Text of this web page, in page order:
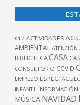
012 ACTIVIDADES
AMBIENTAL ATENCIÓN
BIBLIOTECACASA
CONSULTORIO COVID
EMPLEO
INFANTIL INFORMACIÓN
MÚSICA NAVIDAD